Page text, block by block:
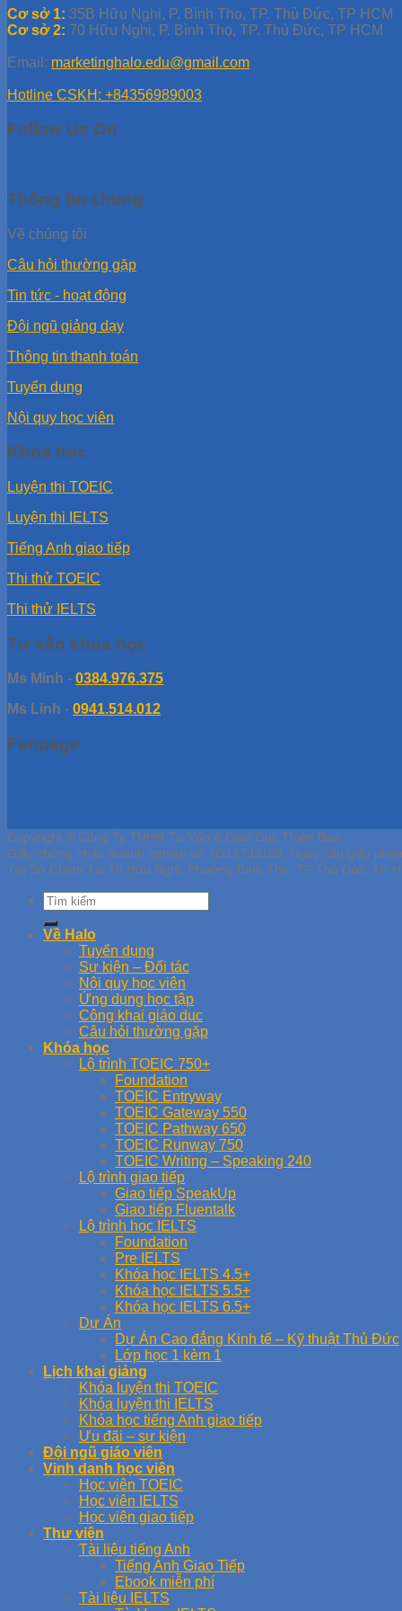
Cơ sở 1: 35B Hữu Nghị, P. Bình Thọ, TP. Thủ Đức, TP HCM
Cơ sở 2: 70 Hữu Nghị, P. Bình Thọ, TP. Thủ Đức, TP HCM
Email: marketinghalo.edu@gmail.com
Hotline CSKH: +84356989003
Follow Us On
Thông tin chung
Về chúng tôi
Câu hỏi thường gặp
Tin tức - hoạt động
Đội ngũ giảng dạy
Thông tin thanh toán
Tuyển dụng
Nội quy học viên
Khóa học
Luyện thi TOEIC
Luyện thi IELTS
Tiếng Anh giao tiếp
Thi thử TOEIC
Thi thử IELTS
Tư vấn khóa học
Ms Minh - 0384.976.375
Ms Linh - 0941.514.012
Fanpage
Copyright © Công Ty TNHH Tư Vấn & Giáo Dục Thiên Bảo
Giấy chứng nhận doanh nghiệp số: 0313739102, Ngày cấp giấy
Trụ Sở Chính Tại 70 Hữu Nghị, Phường Bình Thọ, TP Thủ Đức, TP
Về Halo
Tuyển dụng
Sự kiện – Đối tác
Nội quy học viên
Ứng dụng học tập
Công khai giáo dục
Câu hỏi thường gặp
Khóa học
Lộ trình TOEIC 750+
Foundation
TOEIC Entryway
TOEIC Gateway 550
TOEIC Pathway 650
TOEIC Runway 750
TOEIC Writing – Speaking 240
Lộ trình giao tiếp
Giao tiếp SpeakUp
Giao tiếp Fluentalk
Lộ trình học IELTS
Foundation
Pre IELTS
Khóa học IELTS 4.5+
Khóa học IELTS 5.5+
Khóa học IELTS 6.5+
Dự Án
Dự Án Cao đẳng Kinh tế – Kỹ thuật Thủ Đức
Lớp học 1 kèm 1
Lịch khai giảng
Khóa luyện thi TOEIC
Khóa luyện thi IELTS
Khóa học tiếng Anh giao tiếp
Ưu đãi – sự kiện
Đội ngũ giáo viên
Vinh danh học viên
Học viên TOEIC
Học viên IELTS
Học viên giao tiếp
Thư viện
Tài liệu tiếng Anh
Tiếng Anh Giao Tiếp
Ebook miễn phí
Tài liệu IELTS